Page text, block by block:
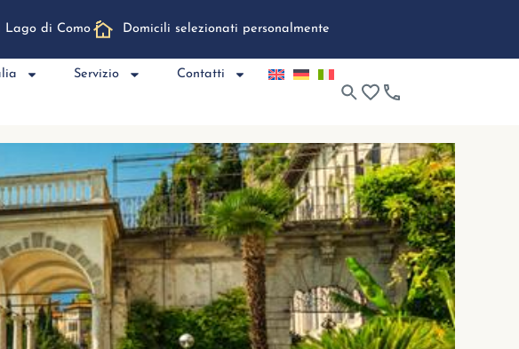
Lago di Como Domicili selezionati personalmente
Servizio Contatti